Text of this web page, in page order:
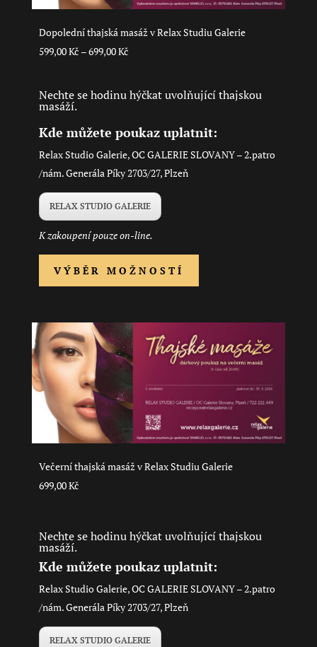
Dopolední thajská masáž v Relax Studiu Galerie
599,00Kč –699,00KčRozpětí
až
Nechte se hodinu hýčkat uvolňující thajskou
masáží.
Kde můžete poukaz uplatnit:
Relax Studio Galerie, OC GALERIE SLOVANY – 2.patro
/nám. Generála Píky 2703/27, Plzeň
RELAX STUDIO GALERIE
K zakoupení pouze on-line.
VÝBĚR MOŽNOSTÍ
Tento
má
variant.
Možnosti
lze
na
produktu
Večerní thajská masáž v Relax Studiu Galerie
699,00Kč
Nechte se hodinu hýčkat uvolňující thajskou
masáží.
Kde můžete poukaz uplatnit:
Relax Studio Galerie, OC GALERIE SLOVANY – 2.patro
/nám. Generála Píky 2703/27, Plzeň
RELAX STUDIO GALERIE